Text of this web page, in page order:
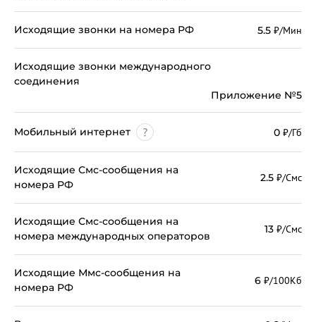
Исходящие звонки на номера РФ 5.5 ₽/Мин
Исходящие звонки международного
соединения
Приложение №5
Мобильный интернет 0 ₽/Гб
Исходящие Смс-сообщения на
номера РФ
2.5 ₽/Смс
Исходящие Смс-сообщения на
номера международных операторов
13 ₽/Смс
Исходящие Ммс-сообщения на
номера РФ
6 ₽/100Кб